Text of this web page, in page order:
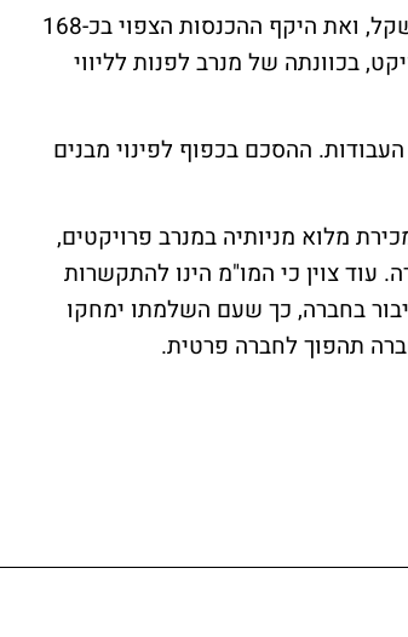
החברה מעריכה את עלות ההשקעה בפרויקט בכ-152 מיליון שקל, ואת היקף ההכנסות הצפוי בכ-168
בכוונתה של מנרב לפנות לליווי
תחילת ביצוע העבודות. ההסכם בכפוף לפינוי מבנים
מלוא מניותיה במנרב פרויקטים,
צוין כי המו"מ הינו להתקשרות
בחברה, כך שעם השלמתו ימחקו
תהפוך לחברה פרטית.